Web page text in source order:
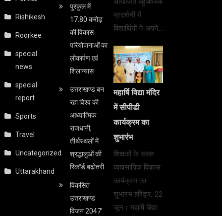
Rishikesh
Roorkee
special
news
special
report
Sports
Travel
Uncategorized
Uttarakhand
पुरकुल में
17.80 करोड़
की विकास
परियोजनाओं का
लोकार्पण एवं
शिलान्यास
उत्तराखण्ड बन
रहा विश्व की
आध्यात्मिक
राजधानी,
तीर्थस्थलों में
श्रद्धालुओं की
रिकॉर्ड बढ़ोतरी
विकसित
उत्तराखण्ड
विजन 2047’
प्रदर्शनी में
विद्यार्थियों ने अपने…
महार्षि विद्या मंदिर
में सीपीडी
कार्यक्रम का
शुभारंभ
शिक्षकों के सतत
व्यावसायिक विकास
कार्यक्रम का
शुभारंभ हरिद्वार, 22
जून। महार्षि विद्या